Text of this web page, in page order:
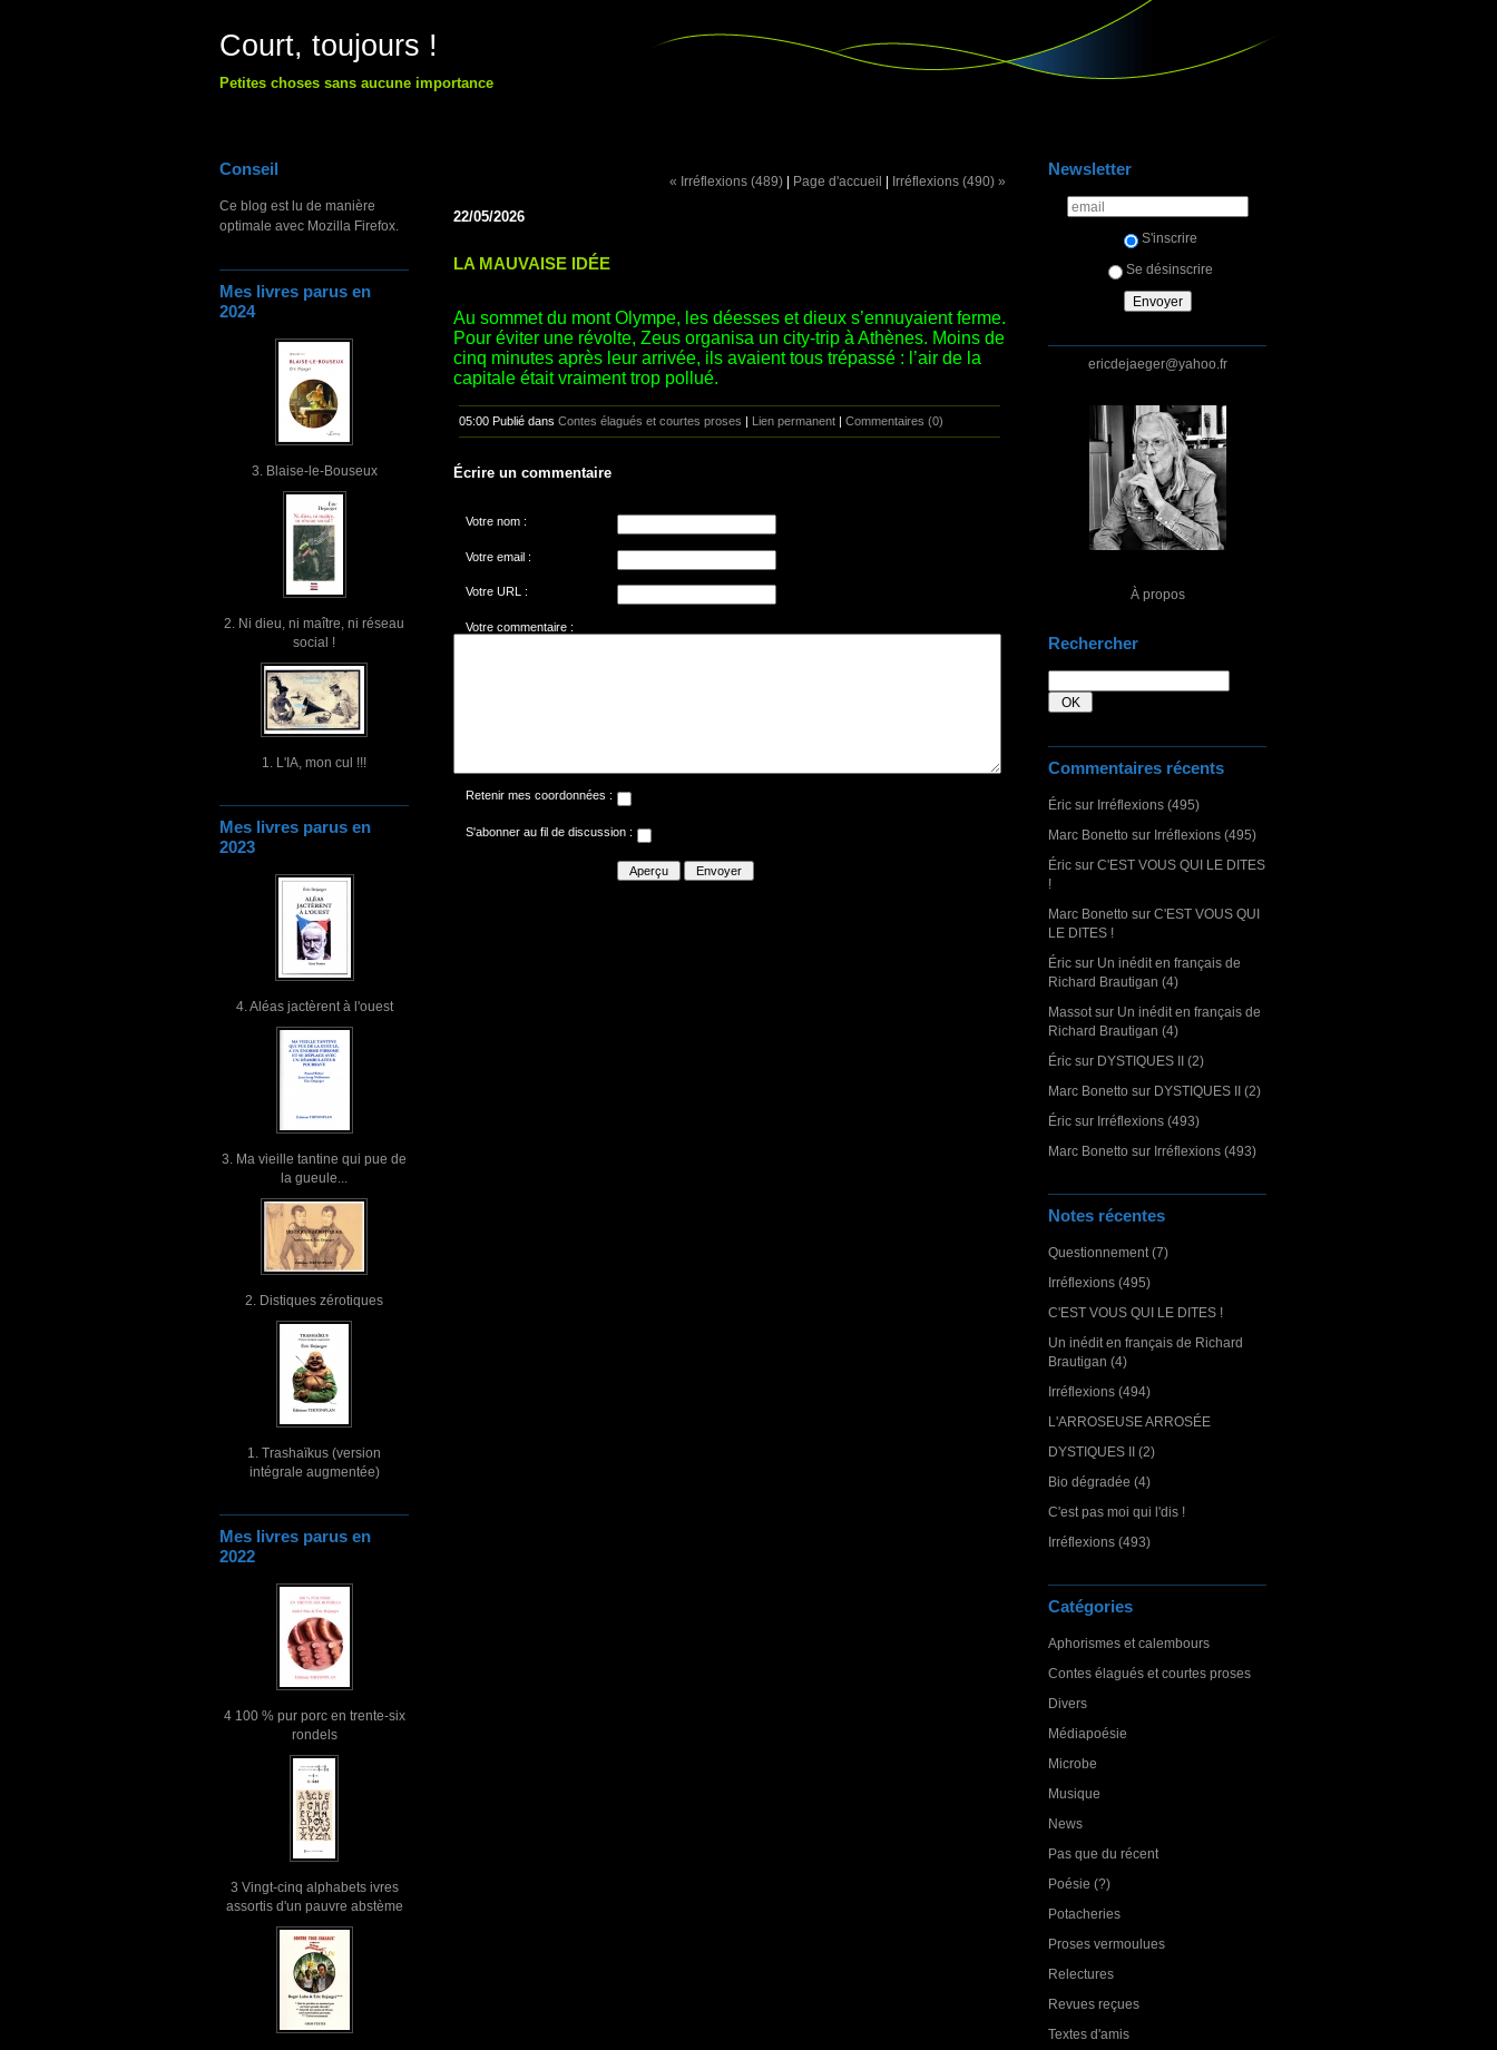
Court, toujours !
Petites choses sans aucune importance
Conseil
Ce blog est lu de manière
optimale avec Mozilla Firefox.
Mes livres parus en
2024
3. Blaise-le-Bouseux
2. Ni dieu, ni maître, ni réseau
social !
1. L'IA, mon cul !!!
Mes livres parus en
2023
4. Aléas jactèrent à l'ouest
3. Ma vieille tantine qui pue de
la gueule...
2. Distiques zérotiques
1. Trashaïkus (version
intégrale augmentée)
Mes livres parus en
2022
4 100 % pur porc en trente-six
rondels
3 Vingt-cinq alphabets ivres
assortis d'un pauvre abstème
Newsletter
S'inscrire
Se désinscrire
ericdejaeger@yahoo.fr
À propos
Rechercher
Commentaires récents
Éric sur Irréflexions (495)
Marc Bonetto sur Irréflexions (495)
Éric sur C'EST VOUS QUI LE DITES
!
Marc Bonetto sur C'EST VOUS QUI
LE DITES !
Éric sur Un inédit en français de
Richard Brautigan (4)
Massot sur Un inédit en français de
Richard Brautigan (4)
Éric sur DYSTIQUES II (2)
Marc Bonetto sur DYSTIQUES II (2)
Éric sur Irréflexions (493)
Marc Bonetto sur Irréflexions (493)
Notes récentes
Questionnement (7)
Irréflexions (495)
C'EST VOUS QUI LE DITES !
Un inédit en français de Richard
Brautigan (4)
Irréflexions (494)
L'ARROSEUSE ARROSÉE
DYSTIQUES II (2)
Bio dégradée (4)
C'est pas moi qui l'dis !
Irréflexions (493)
Catégories
Aphorismes et calembours
Contes élagués et courtes proses
Divers
Médiapoésie
Microbe
Musique
News
Pas que du récent
Poésie (?)
Potacheries
Proses vermoulues
Relectures
Revues reçues
Textes d'amis
« Irréflexions (489) | Page d'accueil | Irréflexions (490) »
22/05/2026
LA MAUVAISE IDÉE
Au sommet du mont Olympe, les déesses et dieux s’ennuyaient ferme.
Pour éviter une révolte, Zeus organisa un city-trip à Athènes. Moins de
cinq minutes après leur arrivée, ils avaient tous trépassé : l’air de la
capitale était vraiment trop pollué.
05:00 Publié dans Contes élagués et courtes proses | Lien permanent | Commentaires (0)
Écrire un commentaire
Votre nom :
Votre email :
Votre URL :
Votre commentaire :
Retenir mes coordonnées :
S'abonner au fil de discussion :